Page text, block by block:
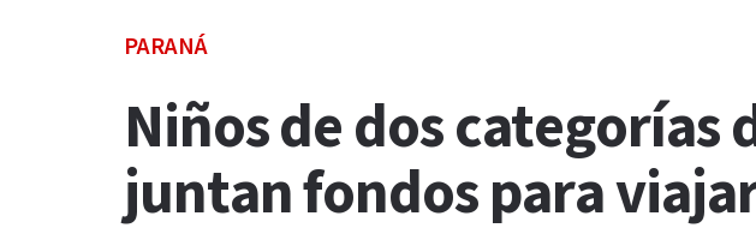
PARANÁ
Niños de dos categorías
juntan fondos para